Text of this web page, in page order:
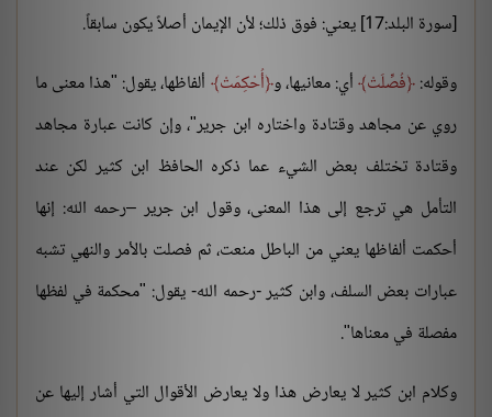
[سورة البلد:17] يعني: فوق ذلك؛ لأن الإيمان أصلاً يكون سابقاً.
وقوله: فُصِّلَتْ أي: معانيها، و أُحْكِمَتْ ألفاظها، يقول: "هذا معنى ما
روي عن مجاهد وقتادة واختاره ابن جرير"، وإن كانت عبارة مجاهد
وقتادة تختلف بعض الشيء عما ذكره الحافظ ابن كثير لكن عند
التأمل هي ترجع إلى هذا المعنى، وقول ابن جرير –رحمه الله: إنها
أحكمت ألفاظها يعني من الباطل منعت، ثم فصلت بالأمر والنهي تشبه
عبارات بعض السلف، وابن كثير -رحمه الله- يقول: "محكمة في لفظها
مفصلة في معناها".
وكلام ابن كثير لا يعارض هذا ولا يعارض الأقوال التي أشار إليها عن